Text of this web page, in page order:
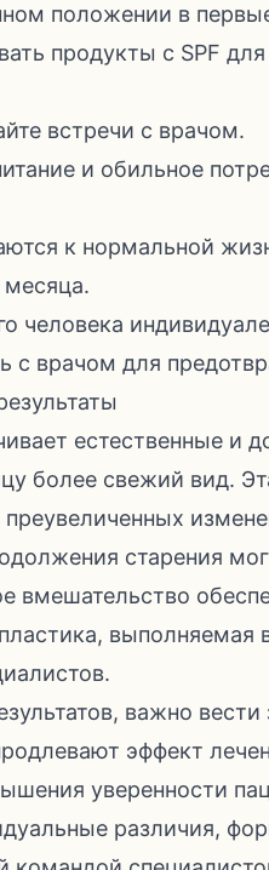
положении в
продукты с SPF
встречи с врачом.
и обильное
к нормальной
месяца.
человека
с врачом для
естественные и
более свежий вид.
старения
вмешательство
выполняемая
важно
эффект
уверенности
различия,